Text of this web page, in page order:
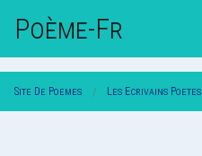
Poème-Fr
Site De Poemes Les Ecrivains Poetes